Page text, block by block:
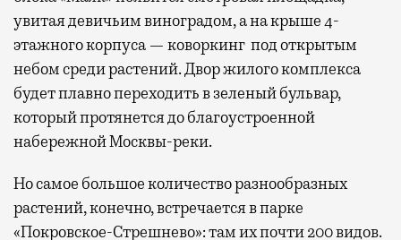
увитая девичьим виноградом, а на крыше 4-
этажного корпуса — коворкинг под открытым
небом среди растений. Двор жилого комплекса
будет плавно переходить в зеленый бульвар,
который протянется до благоустроенной
набережной Москвы-реки.
Но самое большое количество разнообразных
растений, конечно, встречается в парке
«Покровское-Стрешнево»: там ихпочти 200 видов.